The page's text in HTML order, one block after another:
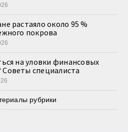
растаяло около 95 %
покрова
на уловки финансовых
специалиста
рубрики